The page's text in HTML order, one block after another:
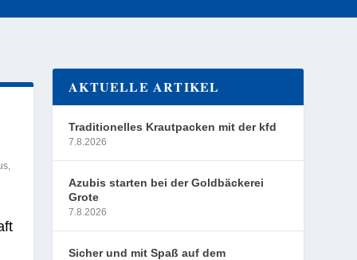
,
AKTUELLE ARTIKEL
Traditionelles Krautpacken mit der kfd
7.8.2026
Azubis starten bei der Goldbäckerei
Grote
7.8.2026
Sicher und mit Spaß auf dem